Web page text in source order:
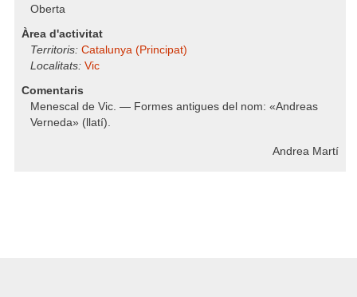
Oberta
Àrea d'activitat
Territoris: Catalunya (Principat)
Localitats: Vic
Comentaris
Menescal de Vic. — Formes antigues del nom: «Andreas
Verneda» (llatí).
Andrea Martí